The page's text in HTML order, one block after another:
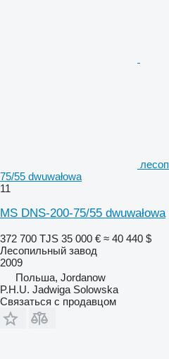
75/55 dwuwałowa
11
MS DNS-200-75/55 dwuwałowa
372 700 TJS 35 000 € ≈ 40 440 $
Лесопильный завод
2009
Польша, Jordanow
P.H.U. Jadwiga Solowska
Связаться с продавцом